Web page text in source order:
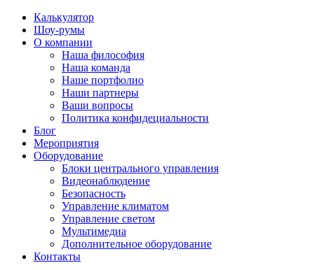
Калькулятор
Шоу-румы
О компании
Наша философия
Наша команда
Наше портфолио
Наши партнеры
Ваши вопросы
Политика конфидециальности
Блог
Мероприятия
Оборудование
Блоки центрального управления
Видеонаблюдение
Безопасность
Управление климатом
Управление светом
Мультимедиа
Дополнительное оборудование
Контакты